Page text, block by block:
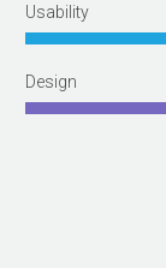
Usability
Design